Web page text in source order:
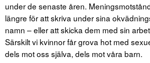
under de senaste åren.
längre för att skriva under sina
namn – eller att skicka dem med sin
Särskilt vi kvinnor får grova hot med
dels mot oss själva, dels mot våra barn.